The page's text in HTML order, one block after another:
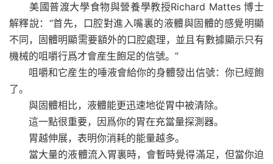
美國普渡大學食物與營養學教授Richard Mattes 博士
解釋說：“首先，口腔對進入嘴裏的液體與固體的感覺明顯
不同，固體明顯需要額外的口腔處理，並且有數據顯示只有
機械的咀嚼行爲才會産生飽足的信號。”
咀嚼和它産生的唾液會給你的身體發出信號：你已經飽
了。
與固體相比，液體能更迅速地從胃中被清除。
這一點很重要，因爲你的胃在充當量探測器。
胃越伸展，表明你消耗的能量越多。
當大量的液體流入胃裏時，會暫時覺得滿足，但當你迫